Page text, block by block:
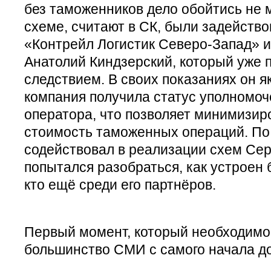
без таможенников дело обойтись не
схеме, считают в СК, были
«Контрейл Логистик Северо-Запад»
Анатолий Киндзерский, который уже
следствием. В своих показаниях он
компания получила статус
оператора, что позволяет
стоимость таможенных операций. По
содействовал в реализации схем
попытался разобраться, как устроен
кто ещё среди его партнёров.
Первый момент, который
большинство СМИ с самого начала